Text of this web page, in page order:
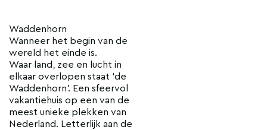
Waddenhorn
Wanneer het begin van de
wereld het einde is.
Waar land, zee en lucht in
elkaar overlopen staat ‘de
Waddenhorn’. Een sfeervol
vakantiehuis op een van de
meest unieke plekken van
Nederland. Letterlijk aan de